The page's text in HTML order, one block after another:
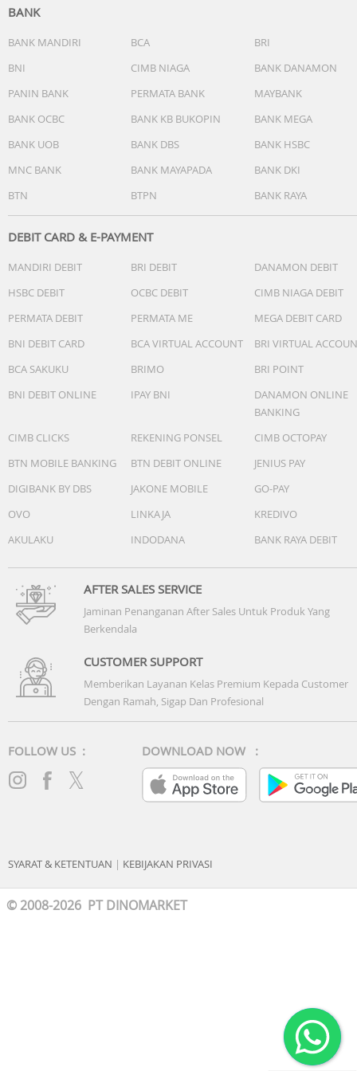
-Temperature resolution: 0.1C (0.2F)
-Terdapat fitur HOLD
-Menyimpan data pengukuran suhu MIN dan MAX
-Otomatis mati sendiri setelah 10 menit tidak digunakan
-Certificates: CE, ROHS-
-Panjang Probe 15cm
NOTE : VIDEO HANYA SEBAGAI CONTOH PENGGUNAAN
BANK
BANK MANDIRI BCA
BRI
BNI
CIMB NIAGA
BANK DANAMON
PANIN BANK
PERMATA BANK
MAYBANK
BANK OCBC
BANK KB BUKOPIN
BANK MEGA
BANK UOB
BANK DBS
BANK HSBC
MNC BANK
BANK MAYAPADA
BANK DKI
BTN
BTPN BANK RAYA
DEBIT CARD & E-PAYMENT
MANDIRI DEBIT BRI DEBIT
DANAMON DEBIT
HSBC DEBIT
OCBC DEBIT
CIMB NIAGA DEBIT
PERMATA DEBIT
PERMATA ME
MEGA DEBIT CARD
BNI DEBIT CARD
BCA VIRTUAL ACCOUNT
BRI VIRTUAL
BCA SAKUKU
BRIMO
BRI POINT
BNI DEBIT ONLINE
IPAY BNI
DANAMON ONLINE
BANKING
CIMB CLICKS
REKENING PONSEL
CIMB OCTOPAY
BTN MOBILE BANKING
BTN DEBIT ONLINE
JENIUS PAY
DIGIBANK BY DBS
JAKONE MOBILE
GO-PAY
OVO
LINKAJA
KREDIVO
AKULAKU
INDODANA BANK RAYA DEBIT
AFTER SALES SERVICE
Jaminan Penanganan After Sales Untuk Produk Yang
Berkendala
CUSTOMER SUPPORT
Memberikan Layanan Kelas Premium Kepada Customer
Dengan Ramah, Sigap Dan Profesional
FOLLOW US : DOWNLOAD NOW :
SYARAT & KETENTUAN | KEBIJAKAN PRIVASI
© 2008-2026 PT DINOMARKET